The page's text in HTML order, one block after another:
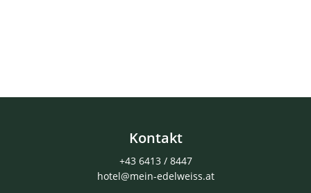
Kontakt
+43 6413 / 8447
hotel@mein-edelweiss.at